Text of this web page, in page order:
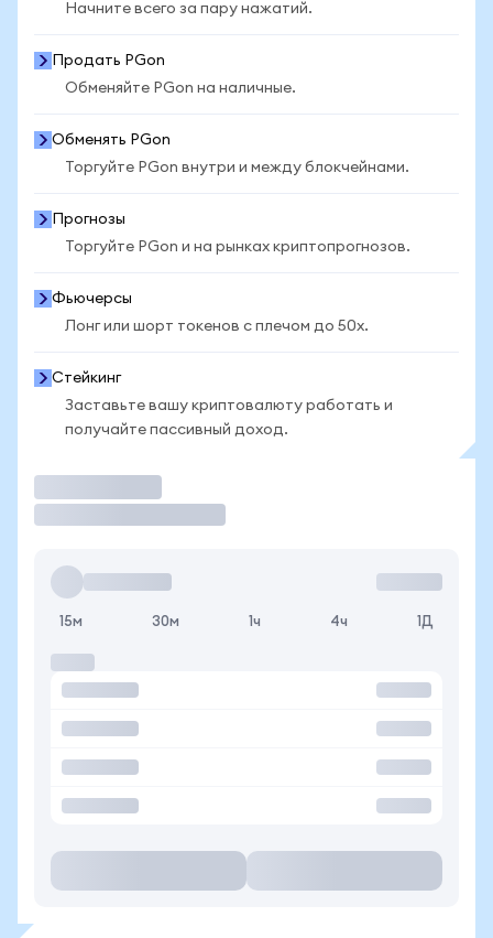
Начните всего за пару нажатий.
Продать PGon
Обменяйте PGon на наличные.
Обменять PGon
Торгуйте PGon внутри и между блокчейнами.
Прогнозы
Торгуйте PGon и на рынках криптопрогнозов.
Фьючерсы
Лонг или шорт токенов с плечом до 50x.
Стейкинг
Заставьте вашу криптовалюту работать и
получайте пассивный доход.
15м 30м 1ч 4ч 1Д